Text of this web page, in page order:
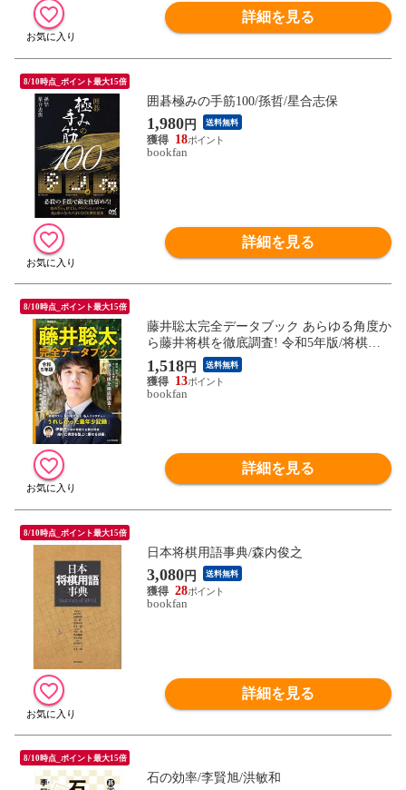
詳細を見る
8/10時点_ポイント最大15倍
囲碁極みの手筋100/孫哲/星合志保
1,980円 送料無料
18
bookfan
詳細を見る
8/10時点_ポイント最大15倍
藤井聡太完全データブック あらゆる角度か
ら藤井将棋を徹底調査! 令和5年版/将棋世
界編集部
1,518円 送料無料
13
bookfan
詳細を見る
8/10時点_ポイント最大15倍
日本将棋用語事典/森内俊之
3,080円 送料無料
28
bookfan
詳細を見る
8/10時点_ポイント最大15倍
石の効率/李賢旭/洪敏和